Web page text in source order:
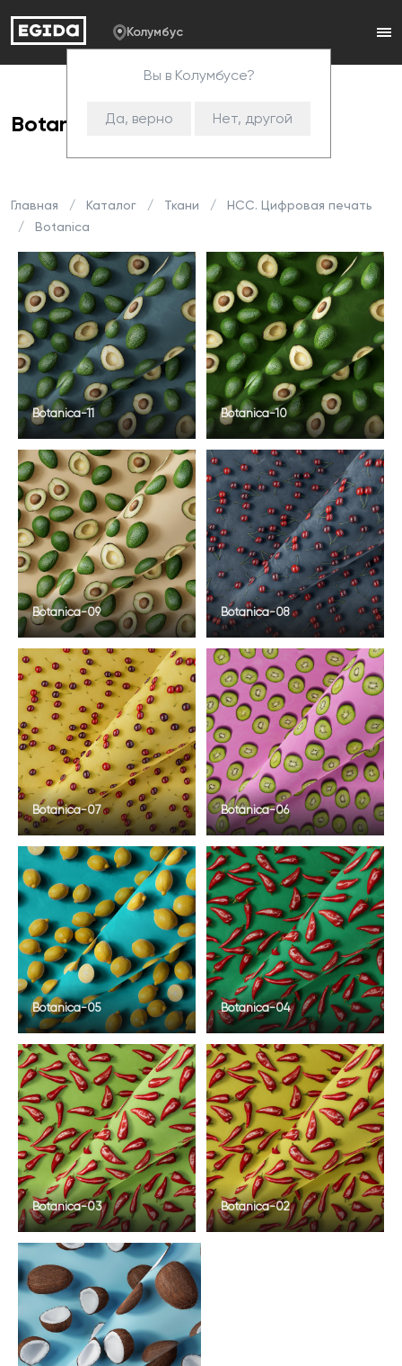
Колумбус
Вы в Колумбусе?
Да, верно Нет, другой
Botanica
Главная Каталог Ткани
HCC. Цифровая печать
Botanica
Botanica-11 Botanica-10
Botanica-09 Botanica-08
Botanica-07 Botanica-06
Botanica-05 Botanica-04
Botanica-03 Botanica-02